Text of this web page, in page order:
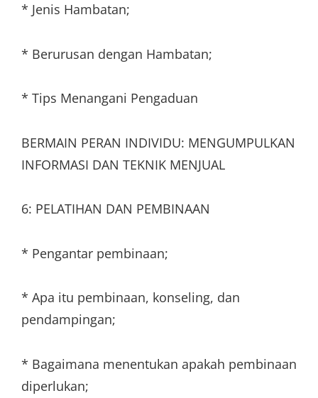
* Jenis Hambatan;
* Berurusan dengan Hambatan;
* Tips Menangani Pengaduan
BERMAIN PERAN INDIVIDU: MENGUMPULKAN
INFORMASI DAN TEKNIK MENJUAL
6: PELATIHAN DAN PEMBINAAN
* Pengantar pembinaan;
* Apa itu pembinaan, konseling, dan
pendampingan;
* Bagaimana menentukan apakah pembinaan
diperlukan;